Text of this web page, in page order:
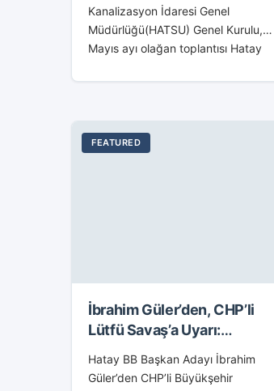
Kanalizasyon İdaresi Genel
Müdürlüğü(HATSU) Genel Kurulu,
Mayıs ayı olağan toplantısı Hatay
Dr. Lütfü Savaş başkanlığında
FEATURED
İbrahim Güler’den, CHP’li
Lütfü Savaş’a Uyarı:
YANDAŞLARINA PEŞKEŞ
ÇEKTİĞİN İHALEYİ GERİ
Hatay BB Başkan Adayı İbrahim
Güler’den CHP’li Büyükşehir